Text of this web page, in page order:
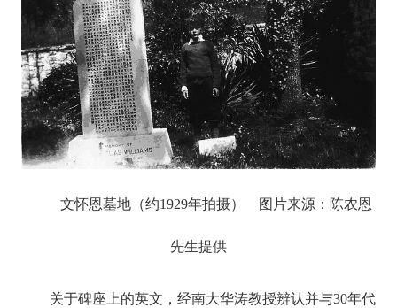
文怀恩墓地（约1929年拍摄） 图片来源：陈农恩
先生提供
关于碑座上的英文，经南大华涛教授辨认并与30年代